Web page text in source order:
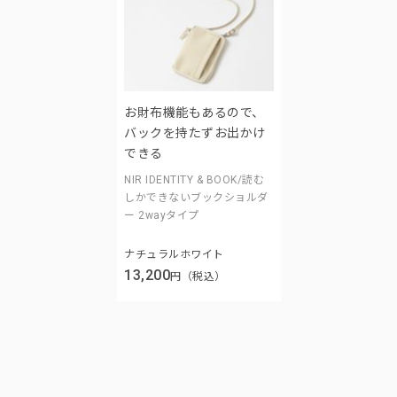
お財布機能もあるので、
バックを持たずお出かけ
できる
NIR IDENTITY & BOOK/読む
しかできないブックショルダ
ー 2wayタイプ
ナチュラルホワイト
13,200円（税込）